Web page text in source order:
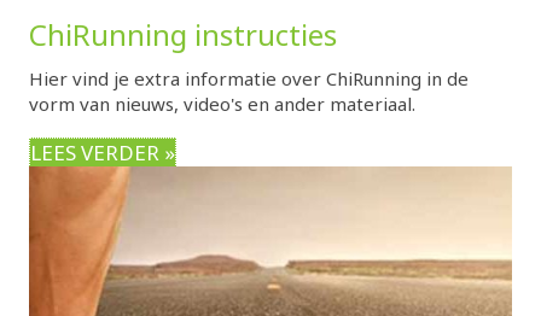
ChiRunning instructies
Hier vind je extra informatie over ChiRunning in de
vorm van nieuws, video's en ander materiaal.
LEES VERDER »